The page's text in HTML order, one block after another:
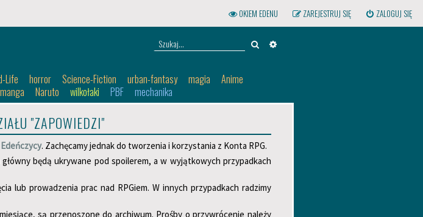
ZALOGUJ SIĘ
ZAREJESTRUJ SIĘ
OKIEM EDENU
Szukaj
Life horror Science-Fiction urban-fantasy magia
Anime
manga Naruto wilkołaki PBF mechanika
"ZAPOWIEDZI"
Edeńczycy. Zachęcamy jednak do tworzenia i korzystania z Konta RPG.
będą ukrywane pod spoilerem, a w wyjątkowych przypadkach
lub prowadzenia prac nad RPGiem. W innych przypadkach radzimy
są przenoszone do archiwum. Prośby o przywrócenie należy